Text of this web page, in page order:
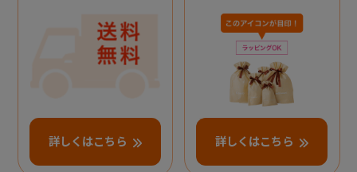
詳しくはこちら 詳しくはこちら